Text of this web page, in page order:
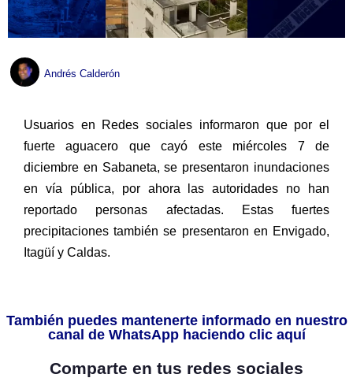
Andrés Calderón
Usuarios en Redes sociales informaron que por el
fuerte aguacero que cayó este miércoles 7 de
diciembre en Sabaneta, se presentaron inundaciones
en vía pública, por ahora las autoridades no han
reportado personas afectadas. Estas fuertes
precipitaciones también se presentaron en Envigado,
Itagüí y Caldas.
También puedes mantenerte informado en nuestro
canal de WhatsApp haciendo clic aquí
Comparte en tus redes sociales